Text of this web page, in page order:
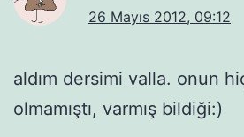
26 Mayıs 2012, 09:12
aldım dersimi valla. onun
olmamıştı, varmış bildiği:)